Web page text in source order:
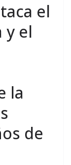
el
y el
la
de